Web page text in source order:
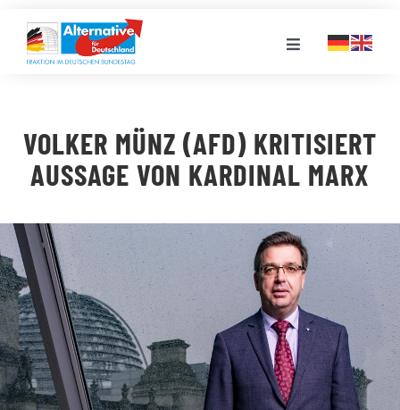
Inhalt
springen
Toggle
LANDESGRUPPEN
VERANSTALTUNGEN
PRESSE
STELLENPORTAL
MEDIATHEK
VOLKER MÜNZ (AFD) KRITISIERT
AUSSAGE VON KARDINAL MARX